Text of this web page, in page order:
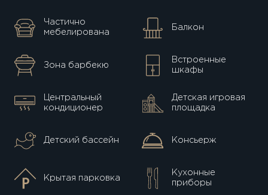
Частично
мебелирована
Балкон
Зона барбекю
Встроенные
шкафы
Центральный
кондиционер
Детская игровая
площадка
Детский бассейн Консьерж
Крытая парковка
Кухонные
приборы